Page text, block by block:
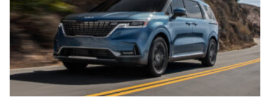
или…